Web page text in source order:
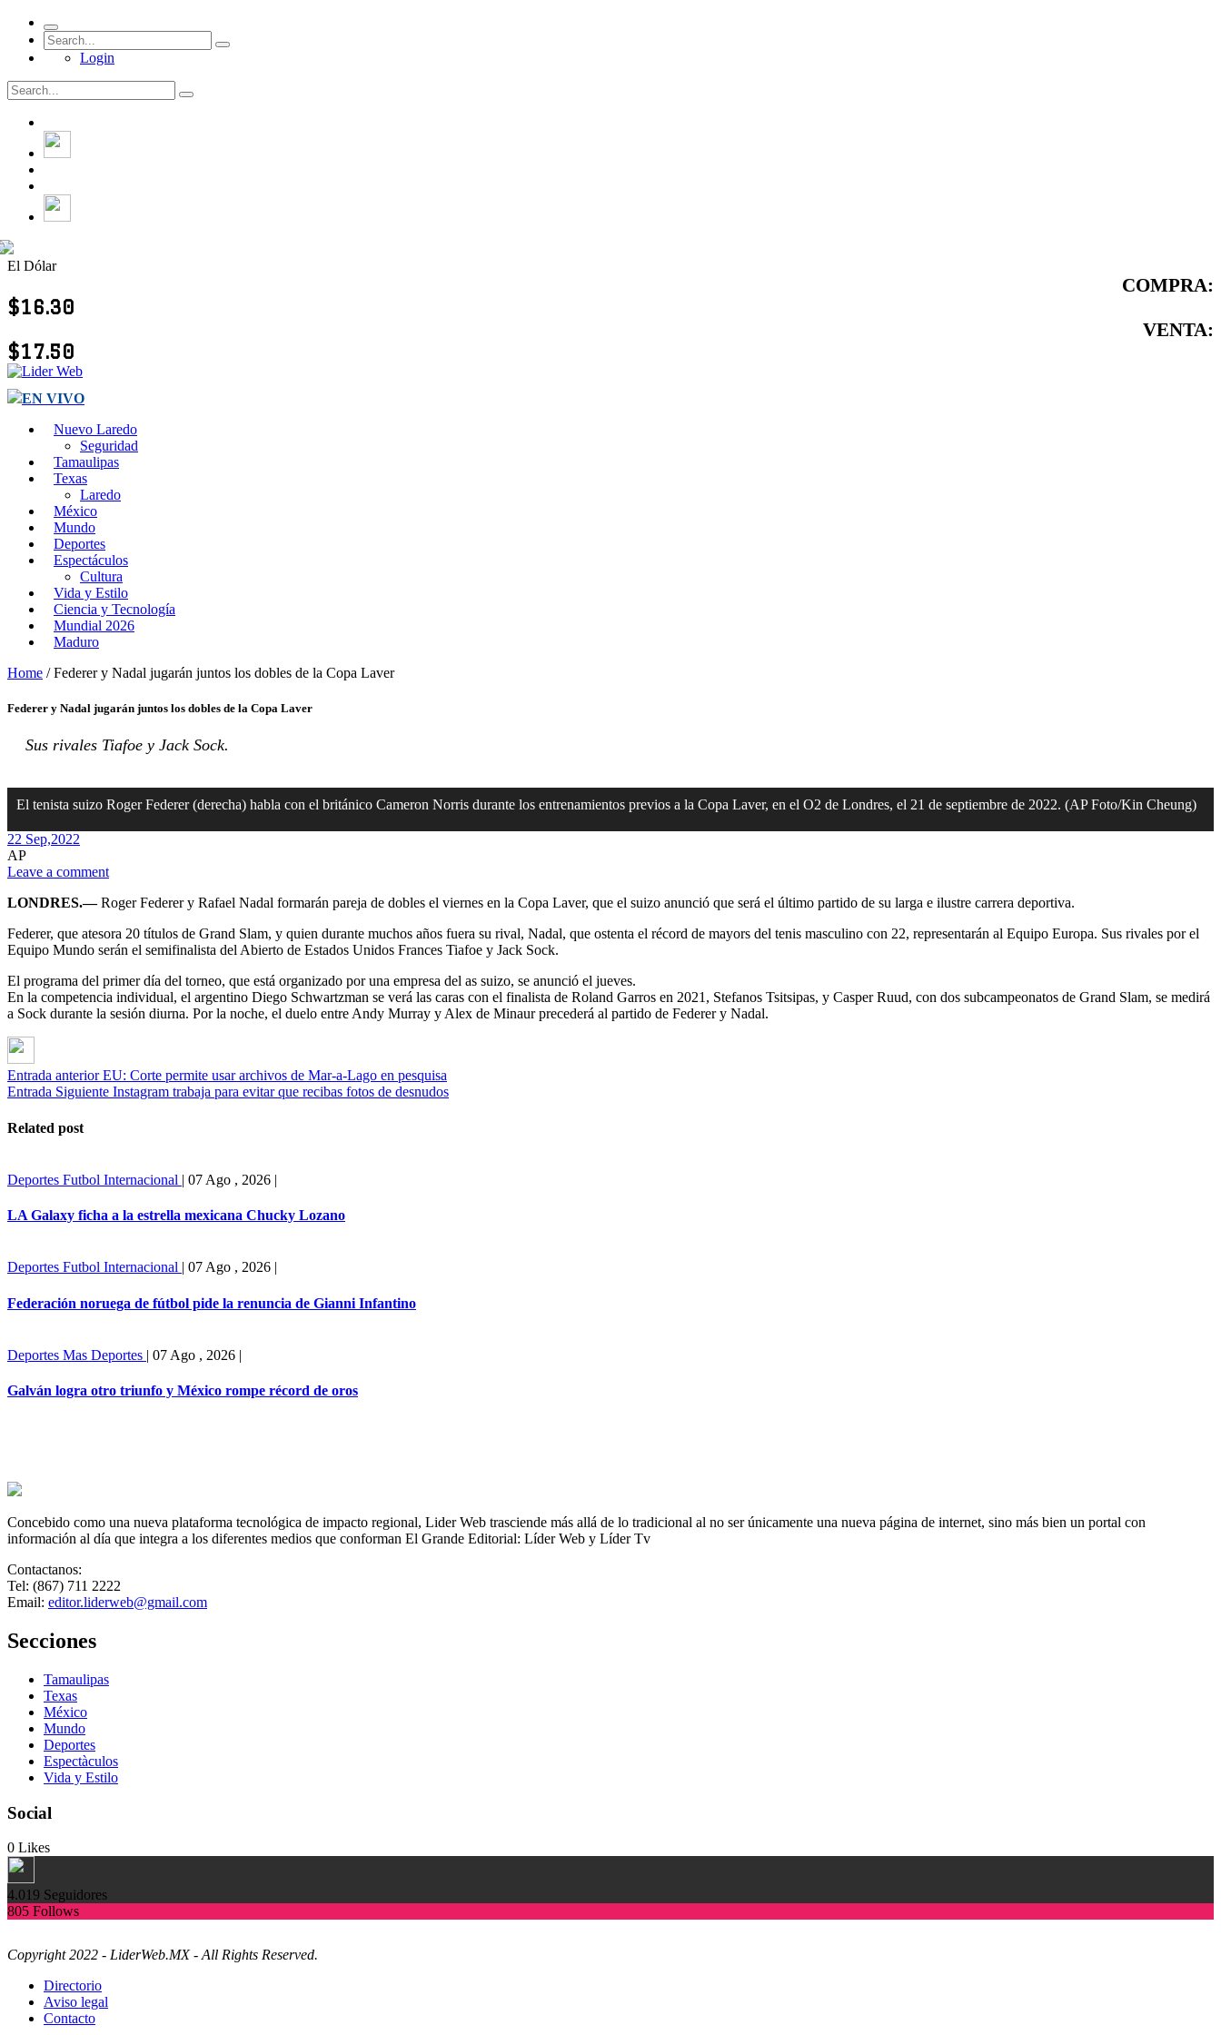
Login
El Dólar
COMPRA:
$16.30
VENTA:
$17.50
EN VIVO
Nuevo Laredo
Seguridad
Tamaulipas
Texas
Laredo
México
Mundo
Deportes
Espectáculos
Cultura
Vida y Estilo
Ciencia y Tecnología
Mundial 2026
Maduro
Home / Federer y Nadal jugarán juntos los dobles de la Copa Laver
Federer y Nadal jugarán juntos los dobles de la Copa Laver
Sus rivales Tiafoe y Jack Sock.
El tenista suizo Roger Federer (derecha) habla con el británico Cameron Norris durante los entrenamientos previos a la Copa Laver, en el O2 de Londres, el 21 de septiembre de 2022. (AP Foto/Kin Cheung)
22 Sep,2022
AP
Leave a comment
LONDRES.—Roger Federer y Rafael Nadal formarán pareja de dobles el viernes en la Copa Laver, que el suizo anunció que será el último partido de su larga e ilustre carrera deportiva.
Federer, que atesora 20 títulos de Grand Slam, y quien durante muchos años fuera su rival, Nadal, que ostenta el récord de mayors del tenis masculino con 22, representarán al Equipo Europa. Sus rivales por el
Equipo Mundo serán el semifinalista del Abierto de Estados Unidos Frances Tiafoe y Jack Sock.
El programa del primer día del torneo, que está organizado por una empresa del as suizo, se anunció el jueves.
En la competencia individual, el argentino Diego Schwartzman se verá las caras con el finalista de Roland Garros en 2021, Stefanos Tsitsipas, y Casper Ruud, con dos subcampeonatos de Grand Slam, se medirá
a Sock durante la sesión diurna. Por la noche, el duelo entre Andy Murray y Alex de Minaur precederá al partido de Federer y Nadal.
Entrada anterior EU: Corte permite usar archivos de Mar-a-Lago en pesquisa
Entrada Siguiente Instagram trabaja para evitar que recibas fotos de desnudos
Related post
Deportes Futbol Internacional | 07 Ago , 2026 |
LA Galaxy ficha a la estrella mexicana Chucky Lozano
Deportes Futbol Internacional | 07 Ago , 2026 |
Federación noruega de fútbol pide la renuncia de Gianni Infantino
Deportes Mas Deportes | 07 Ago , 2026 |
Galván logra otro triunfo y México rompe récord de oros
Concebido como una nueva plataforma tecnológica de impacto regional, Lider Web trasciende más allá de lo tradicional al no ser únicamente una nueva página de internet, sino más bien un portal con
información al día que integra a los diferentes medios que conforman El Grande Editorial: Líder Web y Líder Tv
Contactanos:
Tel: (867) 711 2222
Email: editor.liderweb@gmail.com
Secciones
Tamaulipas
Texas
México
Mundo
Deportes
Espectàculos
Vida y Estilo
Social
0 Likes
4.019 Seguidores
805 Follows
Copyright 2022 - LiderWeb.MX - All Rights Reserved.
Directorio
Aviso legal
Contacto